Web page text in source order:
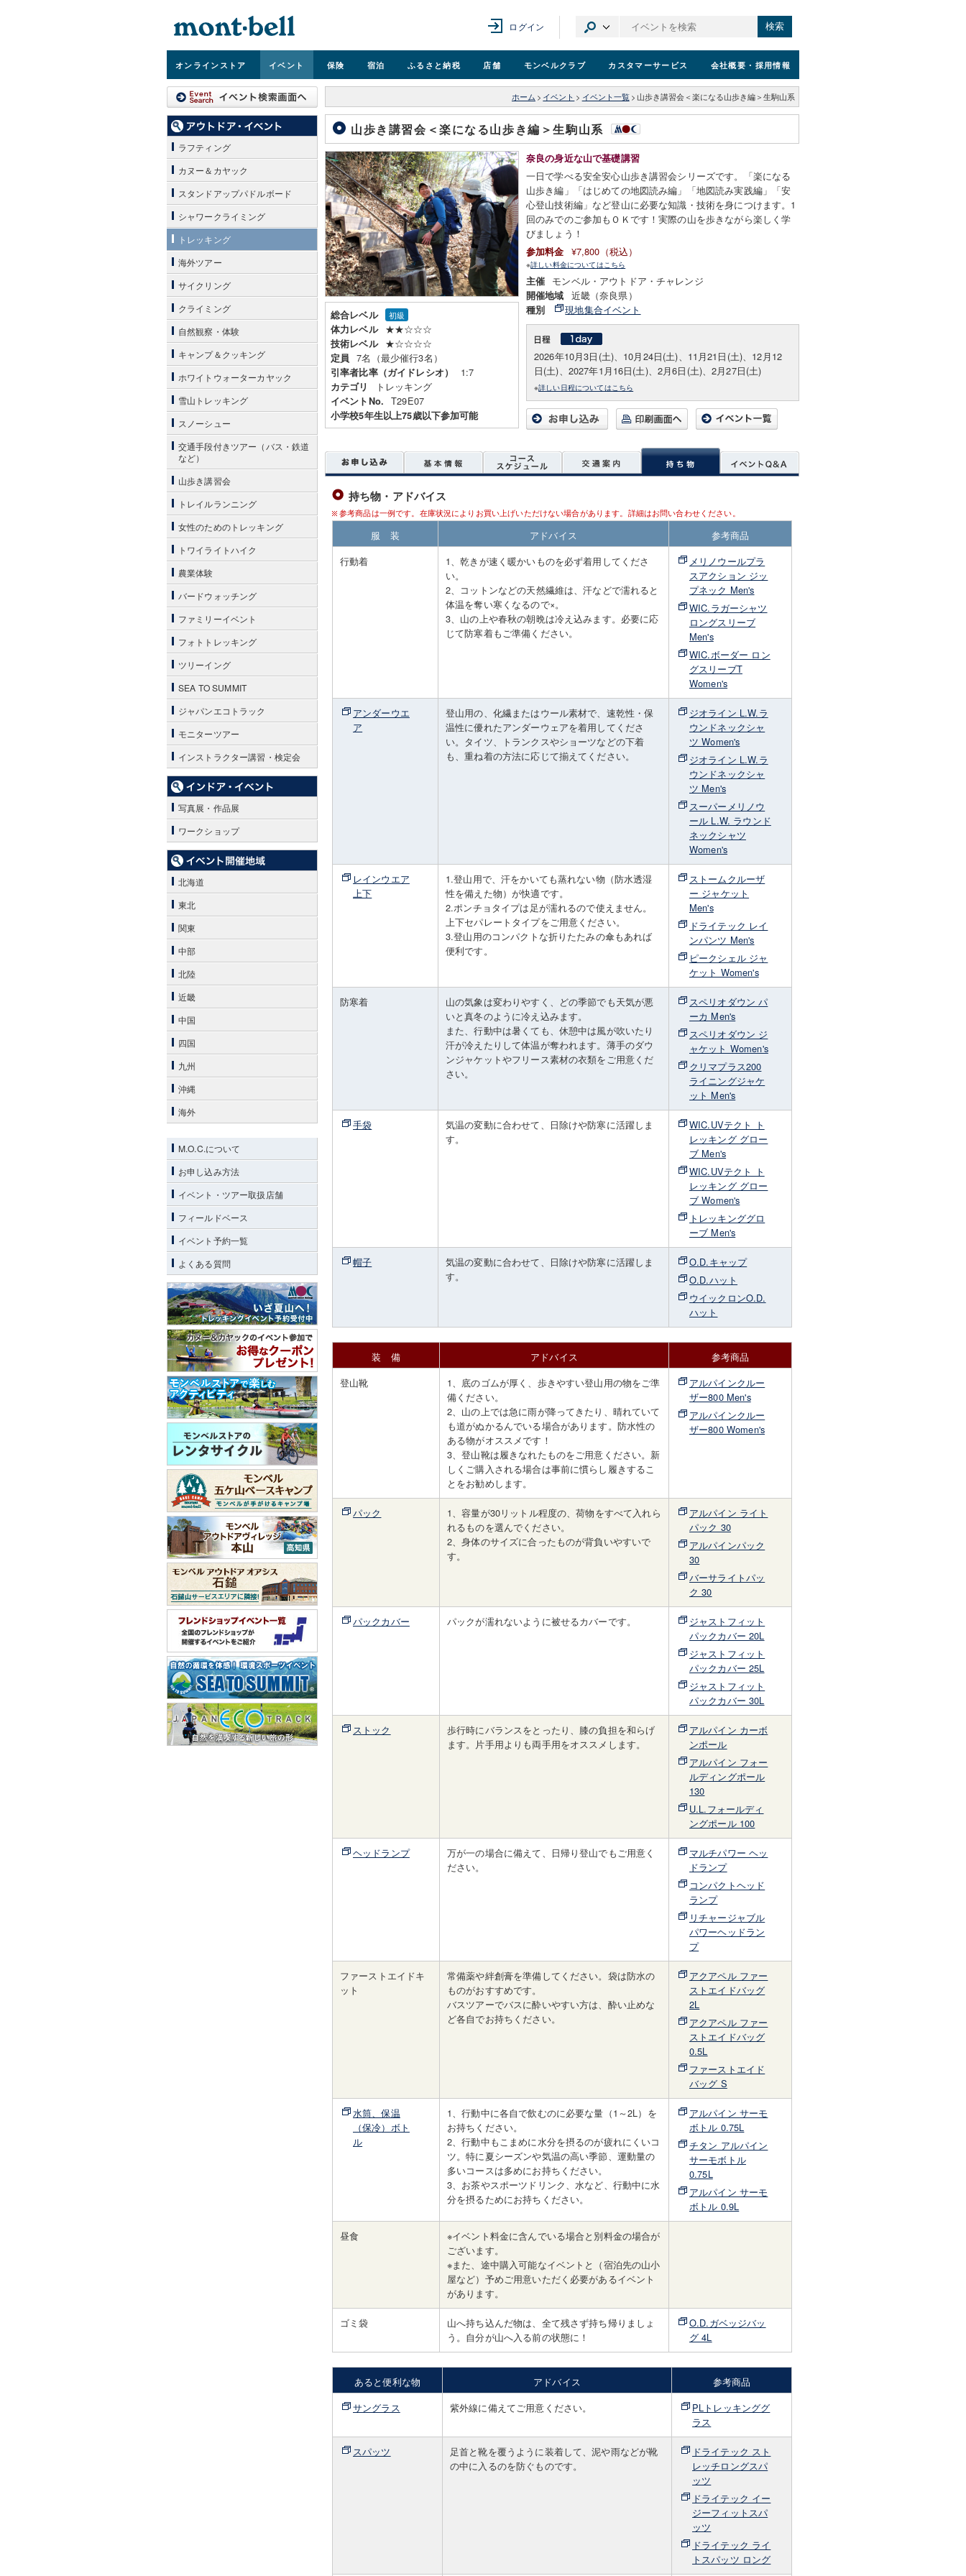
ログイン 検索
オンラインストア イベント 保険 宿泊 ふるさと納税 店舗 モンベルクラブ カスタマーサービス 会社概要 ・採用情報
ホーム > イベント > イベント一覧 > 山歩き講習会＜楽になる山歩き編＞生駒山系
山歩き講習会＜楽になる山歩き編＞生駒山系
総合レベル 初級
体力レベル ★★☆☆☆
技術レベル ★☆☆☆☆
定員 7名（最少催行3名）
引率者比率（ガイドレシオ） 1:7
カテゴリ トレッキング
イベントNo. T29E07
小学校5年生以上75歳以下参加可能
奈良の身近な山で基礎講習
一日で学べる安全安心山歩き講習会シリーズです。「楽になる
山歩き編」「はじめての地図読み編」「地図読み実践編」「安
心登山技術編」など登山に必要な知識・技術を身につけます。1
回のみでのご参加もＯＫです！実際の山を歩きながら楽しく学
びましょう！
参加料金 ¥7,800（税込）
※詳しい料金についてはこちら
主催 モンベル・アウトドア・チャレンジ
開催地域 近畿（奈良県）
種別 現地集合イベント
2026年10月3日(土)、10月24日(土)、11月21日(土)、12月12
日(土)、2027年1月16日(土)、2月6日(土)、2月27日(土)
※詳しい日程についてはこちら
持ち物・アドバイス
参考商品は一例です。在庫状況によりお買い上げいただけない場合があります。詳細はお問い合わせください。
服 装 アドバイス
参考商品
行動着
1、乾きが速く暖かいものを必ず着用してくださ
い。
2、コットンなどの天然繊維は、汗などで濡れると
体温を奪い寒くなるので×。
3、山の上や春秋の朝晩は冷え込みます。必要に応
じて防寒着もご準備ください。
メリノウールプラ
スアクション ジッ
プネック Men's
WIC.ラガーシャツ
ロングスリーブ
Men's
WIC.ボーダー ロン
グスリーブT
Women's
アンダーウエ
ア
登山用の、化繊またはウール素材で、速乾性・保
温性に優れたアンダーウェアを着用してくださ
い。タイツ、トランクスやショーツなどの下着
も、重ね着の方法に応じて揃えてください。
ジオライン L.W.ラ
ウンドネックシャ
ツ Women's
ジオライン L.W.ラ
ウンドネックシャ
ツ Men's
スーパーメリノウ
ール L.W. ラウンド
ネックシャツ
Women's
レインウエア
上下
1.登山用で、汗をかいても蒸れない物（防水透湿
性を備えた物）が快適です。
2.ポンチョタイプは足が濡れるので使えません。
上下セパレートタイプをご用意ください。
3.登山用のコンパクトな折りたたみの傘もあれば
便利です。
ストームクルーザ
ー ジャケット
Men's
ドライテック レイ
ンパンツ Men's
ピークシェル ジャ
ケット Women's
防寒着
山の気象は変わりやすく、どの季節でも天気が悪
いと真冬のように冷え込みます。
また、行動中は暑くても、休憩中は風が吹いたり
汗が冷えたりして体温が奪われます。薄手のダウ
ンジャケットやフリース素材の衣類をご用意くだ
さい。
スペリオダウン パ
ーカ Men's
スペリオダウン ジ
ャケット Women's
クリマプラス200
ライニングジャケ
ット Men's
手袋
気温の変動に合わせて、日除けや防寒に活躍しま
す。
WIC.UVテクト ト
レッキング グロー
ブ Men's
WIC.UVテクト ト
レッキング グロー
ブ Women's
トレッキンググロ
ーブ Men's
帽子
気温の変動に合わせて、日除けや防寒に活躍しま
す。
O.D.キャップ
O.D.ハット
ウイックロンO.D.
ハット
装 備 アドバイス
参考商品
登山靴
1、底のゴムが厚く、歩きやすい登山用の物をご準
備ください。
2、山の上では急に雨が降ってきたり、晴れていて
も道がぬかるんでいる場合があります。防水性の
ある物がオススメです！
3、登山靴は履きなれたものをご用意ください。新
しくご購入される場合は事前に慣らし履きするこ
とをお勧めします。
アルパインクルー
ザー800 Men's
アルパインクルー
ザー800 Women's
パック
1、容量が30リットル程度の、荷物をすべて入れら
れるものを選んでください。
2、身体のサイズに合ったものが背負いやすいで
す。
アルパイン ライト
パック 30
アルパインパック
30
バーサライトパッ
ク 30
パックカバー パックが濡れないように被せるカバーです。
ジャストフィット
パックカバー 20L
ジャストフィット
パックカバー 25L
ジャストフィット
パックカバー 30L
ストック
歩行時にバランスをとったり、膝の負担を和らげ
ます。片手用よりも両手用をオススメします。
アルパイン カーボ
ンポール
アルパイン フォー
ルディングポール
130
U.L.フォールディ
ングポール 100
ヘッドランプ
万が一の場合に備えて、日帰り登山でもご用意く
ださい。
マルチパワー ヘッ
ドランプ
コンパクトヘッド
ランプ
リチャージャブル
パワーヘッドラン
プ
ファーストエイドキ
ット
常備薬や絆創膏を準備してください。袋は防水の
ものがおすすめです。
バスツアーでバスに酔いやすい方は、酔い止めな
ど各自でお持ちください。
アクアペル ファー
ストエイドバッグ
2L
アクアペル ファー
ストエイドバッグ
0.5L
ファーストエイド
バッグ S
水筒、保温
（保冷）ボト
ル
1、行動中に各自で飲むのに必要な量（1～2L）を
お持ちください。
2、行動中もこまめに水分を摂るのが疲れにくいコ
ツ。特に夏シーズンや気温の高い季節、運動量の
多いコースは多めにお持ちください。
3、お茶やスポーツドリンク、水など、行動中に水
分を摂るためにお持ちください。
アルパイン サーモ
ボトル 0.75L
チタン アルパイン
サーモボトル
0.75L
アルパイン サーモ
ボトル 0.9L
昼食
※イベント料金に含んでいる場合と別料金の場合が
ございます。
※また、途中購入可能なイベントと（宿泊先の山小
屋など）予めご用意いただく必要があるイベント
があります。
ゴミ袋
山へ持ち込んだ物は、全て残さず持ち帰りましょ
う。自分が山へ入る前の状態に！
O.D.ガベッジバッ
グ 4L
あると便利な物 アドバイス
参考商品
サングラス
紫外線に備えてご用意ください。
PLトレッキンググ
ラス
スパッツ
足首と靴を覆うように装着して、泥や雨などが靴
の中に入るのを防ぐものです。
ドライテック スト
レッチロングスパ
ッツ
ドライテック イー
ジーフィットスパ
ッツ
ドライテック ライ
トスパッツ ロング
ラフティング
カヌー＆カヤック
スタンドアップパドルボード
シャワークライミング
トレッキング
海外ツアー
サイクリング
クライミング
自然観察・体験
キャンプ＆クッキング
ホワイトウォーターカヤック
雪山トレッキング
スノーシュー
交通手段付きツアー（バス・鉄道
など）
山歩き講習会
トレイルランニング
女性のためのトレッキング
トワイライトハイク
農業体験
バードウォッチング
ファミリーイベント
フォトトレッキング
ツリーイング
SEA TO SUMMIT
ジャパンエコトラック
モニターツアー
インストラクター講習・検定会
写真展・作品展
ワークショップ
北海道
東北
関東
中部
北陸
近畿
中国
四国
九州
沖縄
海外
M.O.C.について
お申し込み方法
イベント・ツアー取扱店舗
フィールドベース
イベント予約一覧
よくある質問